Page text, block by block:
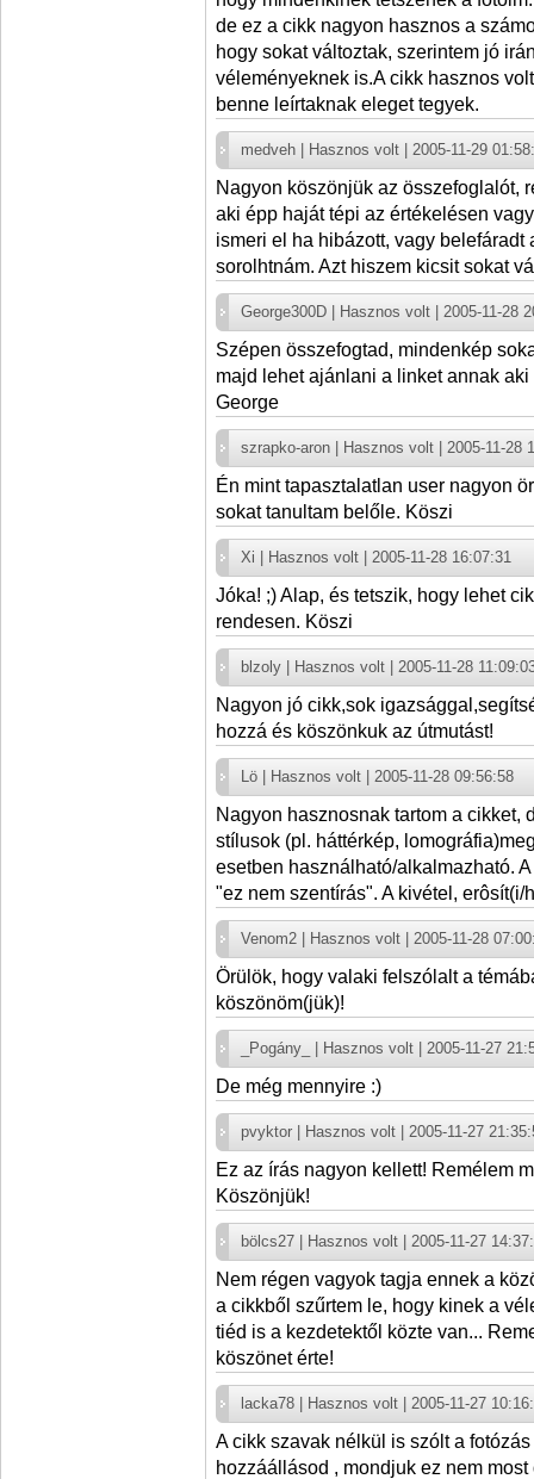
de ez a cikk nagyon hasznos a
hogy sokat változtak, szerintem jó
véleményeknek is.A cikk hasznos
benne leírtaknak eleget tegyek.
medveh | Hasznos volt | 2005-11-29
Nagyon köszönjük az összefoglalót,
aki épp haját tépi az értékelésen
ismeri el ha hibázott, vagy
sorolhtnám. Azt hiszem kicsit sokat
George300D | Hasznos volt | 2005-11-28
Szépen összefogtad, mindenkép
majd lehet ajánlani a linket annak
George
szrapko-aron | Hasznos volt | 2005-11-28
Én mint tapasztalatlan user nagyon
sokat tanultam belőle. Köszi
Xi | Hasznos volt | 2005-11-28 16:07:31
Jóka! ;) Alap, és tetszik, hogy lehet
rendesen. Köszi
blzoly | Hasznos volt | 2005-11-28
Nagyon jó cikk,sok
hozzá és köszönkuk az útmutást!
Lö | Hasznos volt | 2005-11-28 09:56:58
Nagyon hasznosnak tartom a cikket,
stílusok (pl. háttérkép,
esetben használható/alkalmazható.
"ez nem szentírás". A kivétel, erôsít(i/
Venom2 | Hasznos volt | 2005-11-28
Örülök, hogy valaki felszólalt a
köszönöm(jük)!
_Pogány_ | Hasznos volt | 2005-11-27
De még mennyire :)
pvyktor | Hasznos volt | 2005-11-27
Ez az írás nagyon kellett! Remélem
Köszönjük!
bölcs27 | Hasznos volt | 2005-11-27
Nem régen vagyok tagja ennek a
a cikkből szűrtem le, hogy kinek a
tiéd is a kezdetektől közte van...
köszönet érte!
lacka78 | Hasznos volt | 2005-11-27
A cikk szavak nélkül is szólt a
hozzáállásod , mondjuk ez nem most